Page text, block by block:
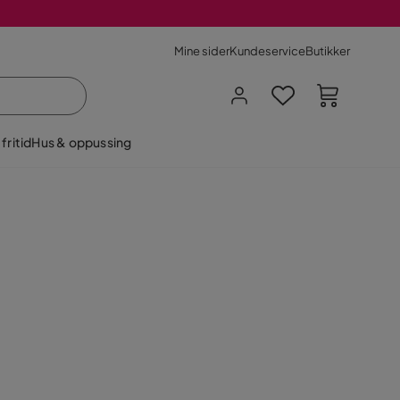
Mine siderKundeserviceButikker
fritidHus & oppussing